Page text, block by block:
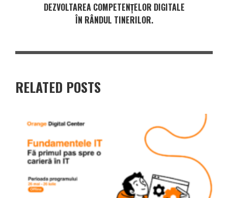
DEZVOLTAREA COMPETENȚELOR DIGITALE
ÎN RÂNDUL TINERILOR.
RELATED POSTS